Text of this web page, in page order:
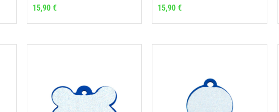
15,90 € 15,90 €